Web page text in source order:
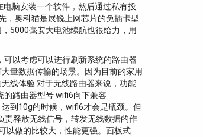
脑安装一个软件，然后通过私有投
，奥科猫是展锐上网芯片的免插卡型
5000毫安大电池续航也很给力，用
以考虑可以进行刷新系统的路由器
量数据传输的场景。因为目前的家用
线体验 对于无线路由器来说，功能
的路由器型号 wifi6向下兼容
到10g的时候，wifi6才会是瓶颈。但
释放无线信号，转发无线数据的作
以做的比较大，性能更强。面板式